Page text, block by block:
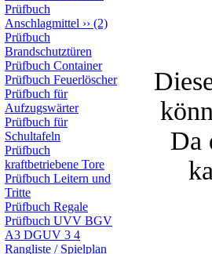
Prüfbuch
Anschlagmittel ›› (2)
Prüfbuch
Brandschutztüren
Prüfbuch Container
Prüfbuch Feuerlöscher
Prüfbuch für
Aufzugswärter
Prüfbuch für
Schultafeln
Prüfbuch
kraftbetriebene Tore
Prüfbuch Leitern und
Tritte
Prüfbuch Regale
Prüfbuch UVV BGV
A3 DGUV 3 4
Rangliste / Spielplan
Da